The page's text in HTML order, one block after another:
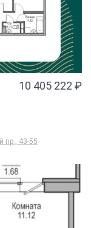
10 405 222 ₽
пр., 43-55